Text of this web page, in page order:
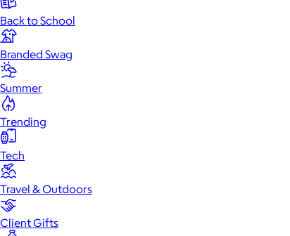
Back to School
Branded Swag
Summer
Trending
Tech
Travel & Outdoors
Client Gifts